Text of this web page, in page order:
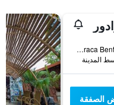
Praca Bento de Godoi, 131, كالداس نوفاس, البرازيل
الصفقة